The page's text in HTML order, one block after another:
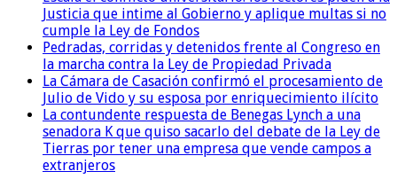
Justicia que intime al Gobierno y aplique multas si no
cumple la Ley de Fondos
Pedradas, corridas y detenidos frente al Congreso en
la marcha contra la Ley de Propiedad Privada
La Cámara de Casación confirmó el procesamiento de
Julio de Vido y su esposa por enriquecimiento ilícito
La contundente respuesta de Benegas Lynch a una
senadora K que quiso sacarlo del debate de la Ley de
Tierras por tener una empresa que vende campos a
extranjeros